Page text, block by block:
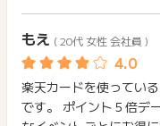
もえ ( 20代 女性 会社員 )
楽天カードを使ってい
です。 ポイント５倍デ